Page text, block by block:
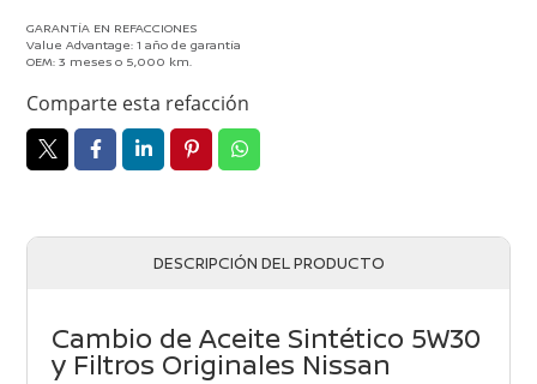
Filtros
Nissan
2012-
2019
cantidad
GARANTÍA EN REFACCIONES
Value Advantage: 1 año de garantía
OEM: 3 meses o 5,000 km.
Comparte esta refacción
DESCRIPCIÓN DEL PRODUCTO
Cambio de Aceite Sintético 5W30
y Filtros Originales Nissan